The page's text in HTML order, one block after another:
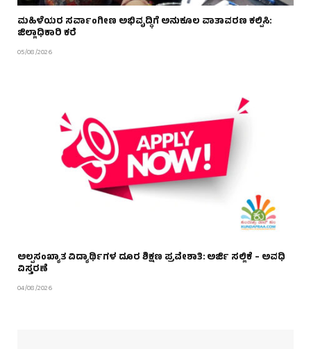
ಮಹಿಳೆಯರ ಸರ್ವಾಂಗೀಣ ಅಭಿವೃದ್ಧಿಗೆ ಅನುಕೂಲ ವಾತಾವರಣ ಕಲ್ಪಿಸಿ:
ಜಿಲ್ಲಾಧಿಕಾರಿ ಕರೆ
05/08/2026
ಅಲ್ಪಸಂಖ್ಯಾತ ವಿದ್ಯಾರ್ಥಿಗಳ ದೂರ ಶಿಕ್ಷಣ ಪ್ರವೇಶಾತಿ: ಅರ್ಜಿ ಸಲ್ಲಿಕೆ – ಅವಧಿ
ವಿಸ್ತರಣೆ
04/08/2026